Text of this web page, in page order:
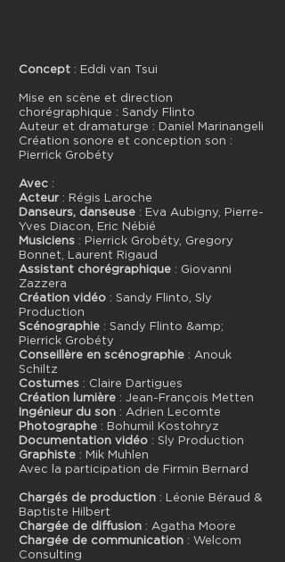
Concept : Eddi van Tsui
Mise en scène et direction
chorégraphique : Sandy Flinto
Auteur et dramaturge : Daniel Marinangeli
Création sonore et conception son :
Pierrick Grobéty
Avec :
Acteur : Régis Laroche
Danseurs, danseuse : Eva Aubigny, Pierre-
Yves Diacon, Eric Nébié
Musiciens : Pierrick Grobéty, Gregory
Bonnet, Laurent Rigaud
Assistant chorégraphique : Giovanni
Zazzera
Création vidéo : Sandy Flinto, Sly
Production
Scénographie : Sandy Flinto &amp;
Pierrick Grobéty
Conseillère en scénographie : Anouk
Schiltz
Costumes : Claire Dartigues
Création lumière : Jean-François Metten
Ingénieur du son : Adrien Lecomte
Photographe : Bohumil Kostohryz
Documentation vidéo : Sly Production
Graphiste : Mik Muhlen
Avec la participation de Firmin Bernard
Chargés de production : Léonie Béraud &
Baptiste Hilbert
Chargée de diffusion : Agatha Moore
Chargée de communication : Welcom
Consulting